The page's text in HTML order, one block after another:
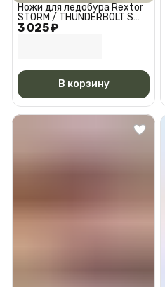
3 025 ₽
Ножи для ледобура Rextor
STORM / THUNDERBOLT S
150мм Правое вращение
В корзину